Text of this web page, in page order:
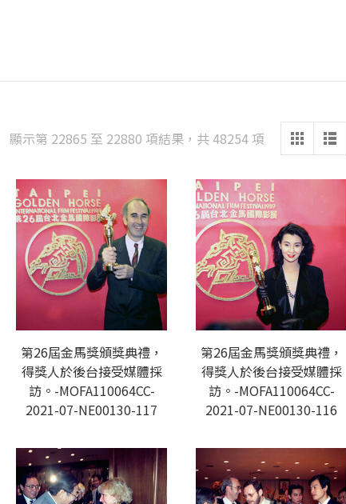
顯示第 22865 至 22880 項結果，共 48254 項 Sorted
latest
第26屆金馬獎頒獎典禮，
得獎人於後台接受媒體採
訪。-MOFA110064CC-
2021-07-NE00130-117
第26屆金馬獎頒獎典禮，
得獎人於後台接受媒體採
訪。-MOFA110064CC-
2021-07-NE00130-116